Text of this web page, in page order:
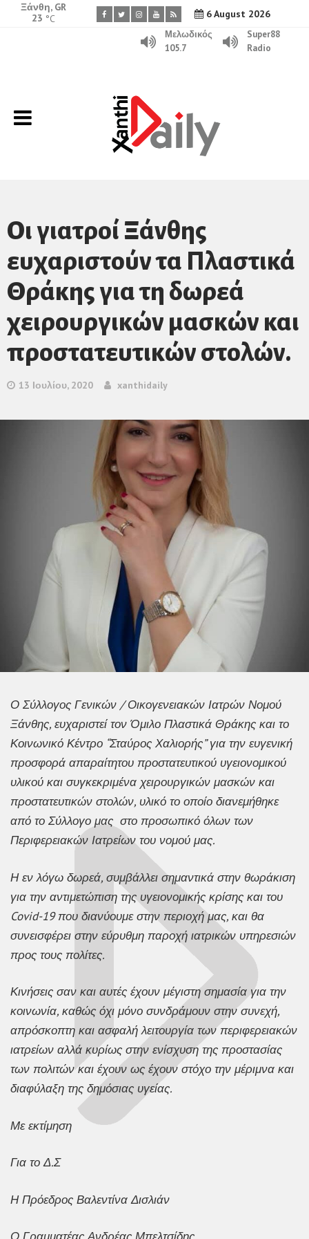
6 August 2026
Ξάνθη, GR
23 °C
Μελωδικός
105.7
Super88
Radio
Οι γιατροί Ξάνθης
ευχαριστούν τα Πλαστικά
Θράκης για τη δωρεά
χειρουργικών μασκών και
προστατευτικών στολών.
13 Ιουλίου, 2020 xanthidaily
Ο Σύλλογος Γενικών / Οικογενειακών Ιατρών Νομού
Ξάνθης, ευχαριστεί τον Όμιλο Πλαστικά Θράκης και το
Κοινωνικό Κέντρο “Σταύρος Χαλιορής” για την ευγενική
προσφορά απαραίτητου προστατευτικού υγειονομικού
υλικού και συγκεκριμένα χειρουργικών μασκών και
προστατευτικών στολών, υλικό το οποίο διανεμήθηκε
από το Σύλλογο μας στο προσωπικό όλων των
Περιφερειακών Ιατρείων του νομού μας.
Η εν λόγω δωρεά, συμβάλλει σημαντικά στην θωράκιση
για την αντιμετώπιση της υγειονομικής κρίσης και του
Covid-19 που διανύουμε στην περιοχή μας, και θα
συνεισφέρει στην εύρυθμη παροχή ιατρικών υπηρεσιών
προς τους πολίτες.
Κινήσεις σαν και αυτές έχουν μέγιστη σημασία για την
κοινωνία, καθώς όχι μόνο συνδράμουν στην συνεχή,
απρόσκοπτη και ασφαλή λειτουργία των περιφερειακών
ιατρείων αλλά κυρίως στην ενίσχυση της προστασίας
των πολιτών και έχουν ως έχουν στόχο την μέριμνα και
διαφύλαξη της δημόσιας υγείας.
Με εκτίμηση
Για το Δ.Σ
Η Πρόεδρος Βαλεντίνα Δισλιάν